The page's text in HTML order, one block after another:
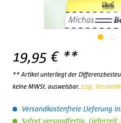
19,95 € **
** Artikel unterliegt der
keine MWSt. ausweisbar. zzgl.
Versandkostenfreie Lieferung
Sofort versandfertig, Lieferzeit